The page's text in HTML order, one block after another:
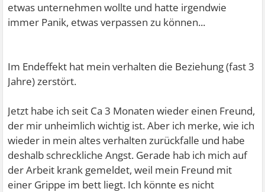
etwas unternehmen wollte und hatte irgendwie
immer Panik, etwas verpassen zu können...
Im Endeffekt hat mein verhalten die Beziehung (fast 3
Jahre) zerstört.
Jetzt habe ich seit Ca 3 Monaten wieder einen Freund,
der mir unheimlich wichtig ist. Aber ich merke, wie ich
wieder in mein altes verhalten zurückfalle und habe
deshalb schreckliche Angst. Gerade hab ich mich auf
der Arbeit krank gemeldet, weil mein Freund mit
einer Grippe im bett liegt. Ich könnte es nicht